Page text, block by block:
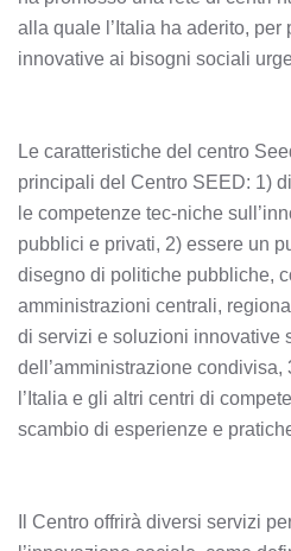
alla quale l’Italia ha aderito, per
innovative ai bisogni sociali
Le caratteristiche del centro
principali del Centro SEED: 1)
le competenze tec-niche
pubblici e privati, 2) essere un
disegno di politiche pubbliche,
amministrazioni centrali,
di servizi e soluzioni innovative
dell’amministrazione condivisa,
l’Italia e gli altri centri di
scambio di esperienze e
Il Centro offrirà diversi servizi